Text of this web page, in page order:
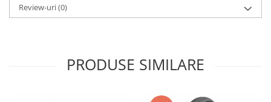
Review-uri(0)
PRODUSE SIMILARE